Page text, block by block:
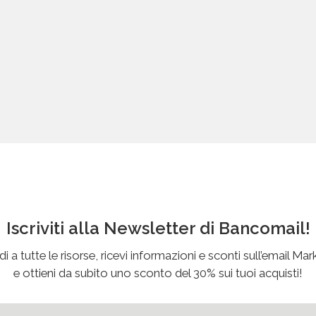
Iscriviti alla Newsletter di Bancomail!
a tutte le risorse, ricevi informazioni e sconti sull’email
e ottieni da subito uno sconto del 30% sui tuoi acquisti!